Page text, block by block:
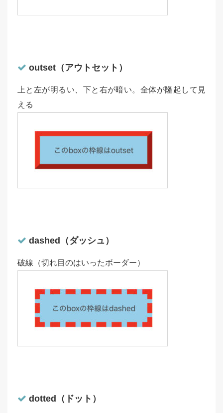
outset（アウトセット）
上と左が明るい、下と右が暗い。全体が隆起して見
える
dashed（ダッシュ）
破線（切れ目のはいったボーダー）
dotted（ドット）